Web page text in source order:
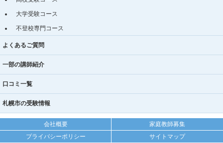
大学受験コース
不登校専門コース
よくあるご質問
一部の講師紹介
口コミ一覧
札幌市の受験情報
会社概要
家庭教師募集
プライバシーポリシー
サイトマップ